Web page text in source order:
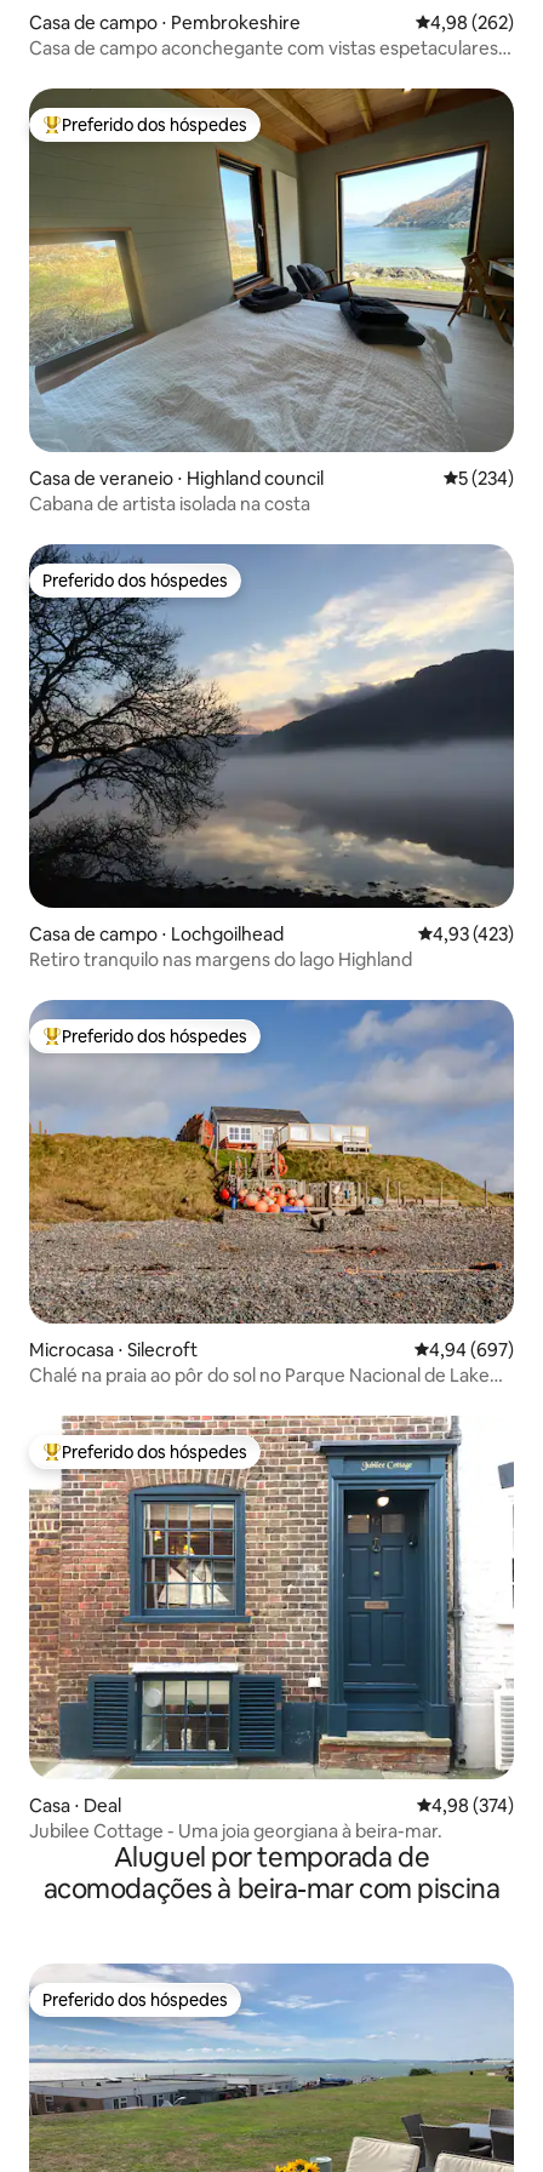
Casa de campo ⋅ Pembrokeshire 4,98 de uma
4,98 (262)
Casa de campo aconchegante com vistas espetaculares
Entre os melhores preferidos dos hóspedes
Preferido dos hóspedes
Casa de veraneio ⋅ Highland council 5 de uma
5 (234)
Cabana de artista isolada na costa
Preferido dos hóspedes
Preferido dos hóspedes
Casa de campo ⋅ Lochgoilhead 4,93 de uma
4,93 (423)
Retiro tranquilo nas margens do lago Highland
Entre os melhores preferidos dos hóspedes
Preferido dos hóspedes
Microcasa ⋅ Silecroft 4,94 de uma
4,94 (697)
Chalé na praia ao pôr do sol no Parque Nacional de Lake
Entre os melhores preferidos dos hóspedes
Preferido dos hóspedes
Casa ⋅ Deal 4,98 de uma
4,98 (374)
Jubilee Cottage - Uma joia georgiana à beira-mar.
Aluguel por temporada de
acomodações à beira-mar com piscina
Preferido dos hóspedes
Preferido dos hóspedes